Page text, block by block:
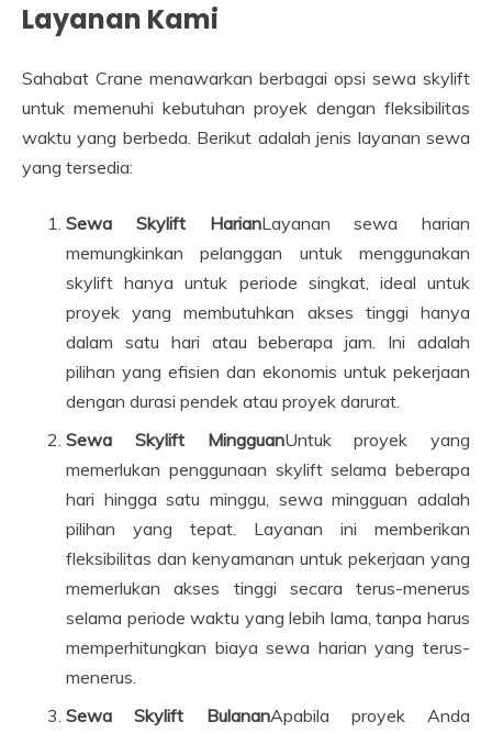
Layanan Kami
Sahabat Crane menawarkan berbagai opsi sewa skylift
untuk memenuhi kebutuhan proyek dengan fleksibilitas
waktu yang berbeda. Berikut adalah jenis layanan sewa
yang tersedia:
Sewa Skylift HarianLayanan sewa harian
memungkinkan pelanggan untuk menggunakan
skylift hanya untuk periode singkat, ideal untuk
proyek yang membutuhkan akses tinggi hanya
dalam satu hari atau beberapa jam. Ini adalah
pilihan yang efisien dan ekonomis untuk pekerjaan
dengan durasi pendek atau proyek darurat.
Sewa Skylift MingguanUntuk proyek yang
memerlukan penggunaan skylift selama beberapa
hari hingga satu minggu, sewa mingguan adalah
pilihan yang tepat. Layanan ini memberikan
fleksibilitas dan kenyamanan untuk pekerjaan yang
memerlukan akses tinggi secara terus-menerus
selama periode waktu yang lebih lama, tanpa harus
memperhitungkan biaya sewa harian yang terus-
menerus.
Sewa Skylift BulananApabila proyek Anda